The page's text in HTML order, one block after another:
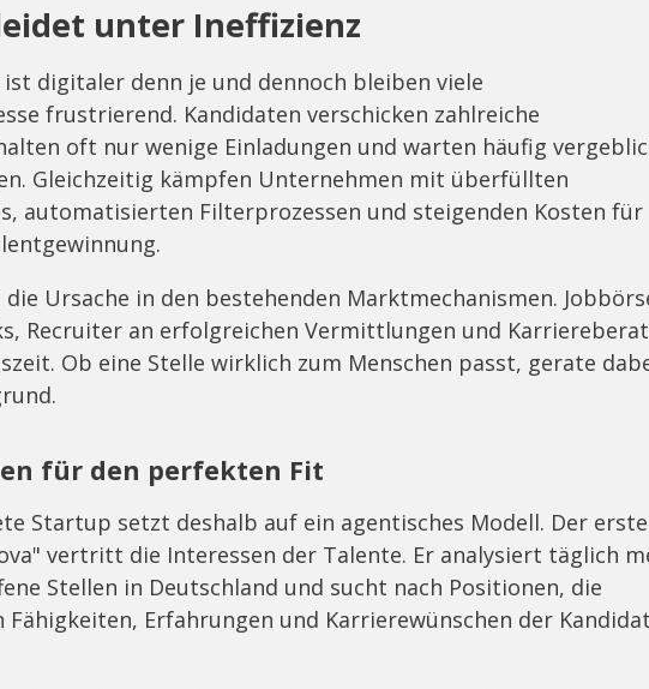
unter Ineffizienz
digitaler denn je und dennoch bleiben viele
frustrierend. Kandidaten verschicken zahlreiche
oft nur wenige Einladungen und warten häufig
Gleichzeitig kämpfen Unternehmen mit überfüllten
automatisierten Filterprozessen und steigenden Kosten für
Ursache in den bestehenden Marktmechanismen.
Recruiter an erfolgreichen Vermittlungen und
Ob eine Stelle wirklich zum Menschen passt, gerate
für den perfekten Fit
Startup setzt deshalb auf ein agentisches Modell. Der erste
vertritt die Interessen der Talente. Er analysiert täglich
Stellen in Deutschland und sucht nach Positionen, die
Fähigkeiten, Erfahrungen und Karrierewünschen der